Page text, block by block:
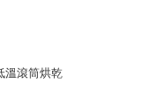
溫滾筒烘乾